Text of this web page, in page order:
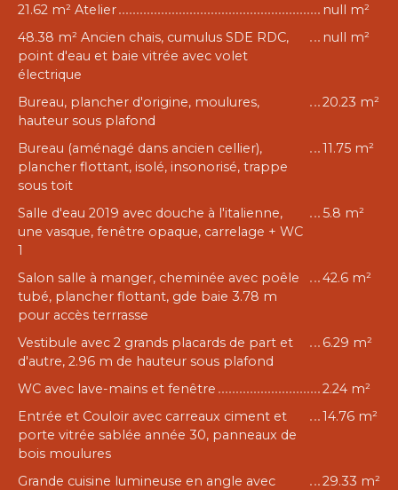
21.62 m² Atelier
null m²
48.38 m² Ancien chais, cumulus SDE RDC,
point d'eau et baie vitrée avec volet
électrique
null m²
Bureau, plancher d'origine, moulures,
hauteur sous plafond
20.23 m²
Bureau (aménagé dans ancien cellier),
plancher flottant, isolé, insonorisé, trappe
sous toit
11.75 m²
Salle d'eau 2019 avec douche à l'italienne,
une vasque, fenêtre opaque, carrelage + WC
1
5.8 m²
Salon salle à manger, cheminée avec poêle
tubé, plancher flottant, gde baie 3.78 m
pour accès terrrasse
42.6 m²
Vestibule avec 2 grands placards de part et
d'autre, 2.96 m de hauteur sous plafond
6.29 m²
WC avec lave-mains et fenêtre
2.24 m²
Entrée et Couloir avec carreaux ciment et
porte vitrée sablée année 30, panneaux de
bois moulures
14.76 m²
Grande cuisine lumineuse en angle avec
29.33 m²